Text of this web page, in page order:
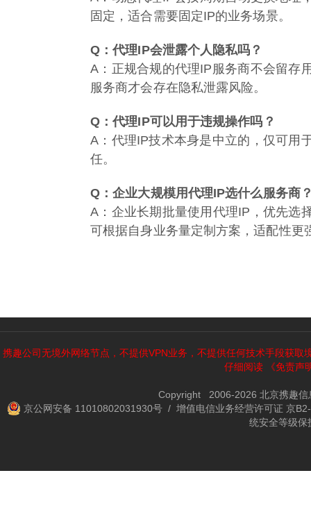
固定，适合需要固定IP的业务场景。
Q：代理IP会泄露个人隐私吗？
A：正规合规的代理IP服务商不会留存
服务商才会存在隐私泄露风险。
Q：代理IP可以用于违规操作吗？
A：代理IP技术本身是中立的，仅可用
任。
Q：企业大规模用代理IP选什么服务商
A：企业长期批量使用代理IP，优先选
可根据自身业务量定制方案，适配性更
携趣公司无境外网络节点，不提供VPN业务，不提供任何技术手段获
仔细阅读
《免责声
Copyright 2006-2026 北京携趣信
京公网安备 11010802031930号 / 增值电信业务经营许可证 京
统安全等级